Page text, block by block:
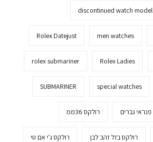
discontinued watch model
men watches
Rolex Datejust
Rolex Ladies
rolex submariner
special watches
SUBMARINER
פנראי גברים רולקס 36ממ
רולקס בזל זהב לבן רולקס ג'י אם טי